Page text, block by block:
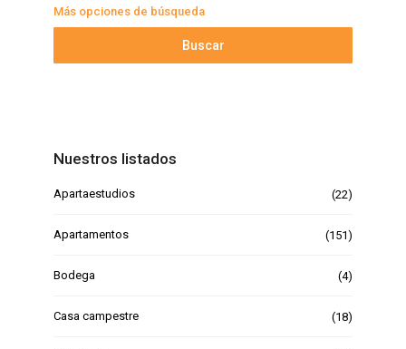
Más opciones de búsqueda
Buscar
Nuestros listados
Apartaestudios (22)
Apartamentos (151)
Bodega (4)
Casa campestre (18)